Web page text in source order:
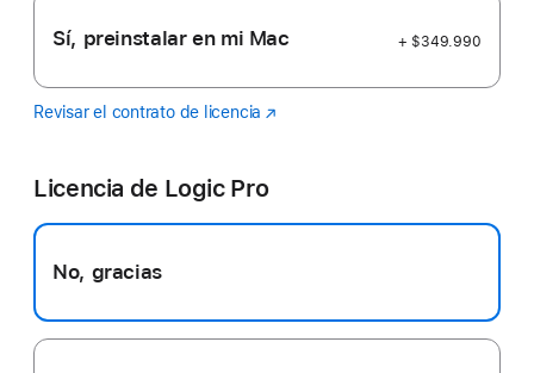
Sí, preinstalar en mi Mac + $349.990
Revisar el contrato de licencia Final
(Se
una
nueva)
Licencia de Logic Pro
No, gracias